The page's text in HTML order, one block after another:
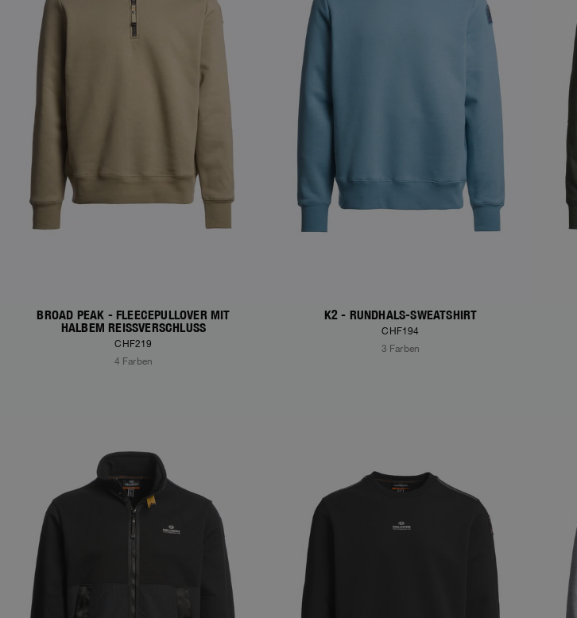
BROAD PEAK - FLEECEPULLOVER MIT
HALBEM REISSVERSCHLUSS
CHF219
4 Farben
K2 - RUNDHALS-SWEATSHIRT
CHF194
3 Farben